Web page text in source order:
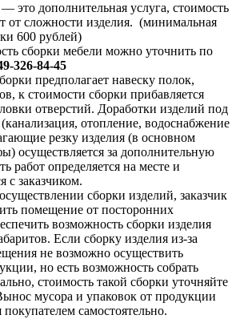
это дополнительная услуга, стоимость
от сложности изделия. (минимальная
600 рублей)
сборки мебели можно уточнить по
326-84-45
предполагает навеску полок,
к стоимости сборки прибавляется
отверстий. Доработки изделий под
отопление, водоснабжение
резку изделия (в основном
осуществляется за дополнительную
работ определяется на месте и
с заказчиком.
сборки изделий, заказчик
помещение от посторонних
возможность сборки изделия
Если сборку изделия из-за
не возможно осуществить
но есть возможность собрать
стоимость такой сборки уточняйте
мусора и упаковок от продукции
покупателем самостоятельно.